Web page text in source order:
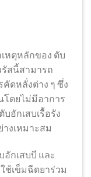
หตุหลักของ ตับ
สนี้สามารถ
คัดหลั่งต่าง ๆ ซึ่ง
โดยไม่มีอาการ
อักเสบเรื้อรัง
งเหมาะสม
กเสบบี และ
ช้เข็มฉีดยาร่วม